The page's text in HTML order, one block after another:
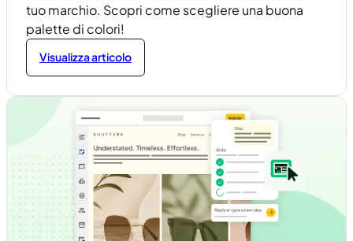
tuo marchio. Scopri come scegliere una buona
palette di colori!
Visualizza articolo